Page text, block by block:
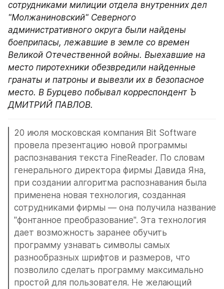
сотрудниками милиции отдела внутренних дел
"Молжаниновский" Северного
административного округа были найдены
боеприпасы, лежавшие в земле со времен
Великой Отечественной войны. Выехавшие на
место пиротехники обезвредили найденные
гранаты и патроны и вывезли их в безопасное
место. В Бурцево побывал корреспондент Ъ
ДМИТРИЙ ПАВЛОВ.
20 июля московская компания Bit Software
провела презентацию новой программы
распознавания текста FineReader. По словам
генерального директора фирмы Давида Яна,
при создании алгоритма распознавания была
применена новая технология, созданная
сотрудниками фирмы — она получила название
"фонтанное преобразование". Эта технология
дает возможность заранее обучить
программу узнавать символы самых
разнообразных шрифтов и размеров, что
позволило сделать программу максимально
простой для пользователя. Не желающий